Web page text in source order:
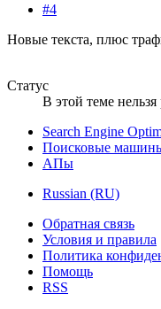
#4
Новые текста, плюс
Статус
В этой теме
Search Engine
Поисковые
АПы
Russian (RU)
Обратная связь
Условия и правила
Политика
Помощь
RSS